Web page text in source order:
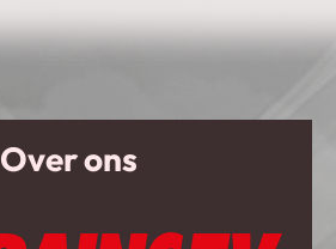
Over ons